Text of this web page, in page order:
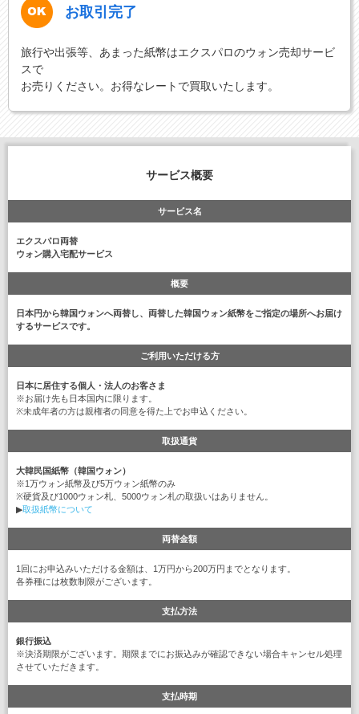
お取引完了
旅行や出張等、あまった紙幣はエクスパロのウォン売却サービ
スで
お売りください。お得なレートで買取いたします。
サービス概要
サービス名
エクスパロ両替
ウォン購入宅配サービス
概要
日本円から韓国ウォンへ両替し、両替した韓国ウォン紙幣をご指定の場所へお届け
するサービスです。
ご利用いただける方
日本に居住する個人・法人のお客さま
※お届け先も日本国内に限ります。
※未成年者の方は親権者の同意を得た上でお申込ください。
取扱通貨
大韓民国紙幣（韓国ウォン）
※1万ウォン紙幣及び5万ウォン紙幣のみ
※硬貨及び1000ウォン札、5000ウォン札の取扱いはありません。
▶取扱紙幣について
両替金額
1回にお申込みいただける金額は、1万円から200万円までとなります。
各券種には枚数制限がございます。
支払方法
銀行振込
※決済期限がございます。期限までにお振込みが確認できない場合キャンセル処理
させていただきます。
支払時期